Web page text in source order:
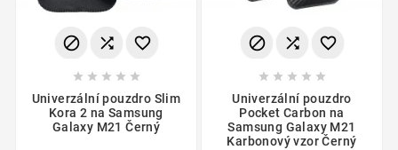
  
    
Univerzální pouzdro Slim
Kora 2 na Samsung
Galaxy M21 Černý
  
    
Univerzální pouzdro
Pocket Carbon na
Samsung Galaxy M21
Karbonový vzor Černý